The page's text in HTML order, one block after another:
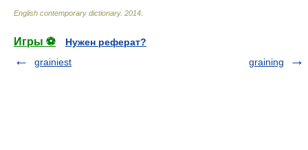
English contemporary dictionary. 2014
Игры ⚽
Нужен реферат?
grainiest
graining